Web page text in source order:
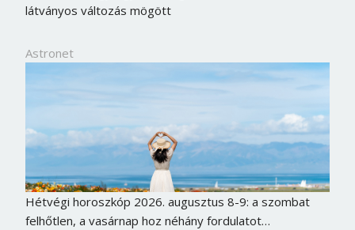
látványos változás mögött
Astronet
Hétvégi horoszkóp 2026. augusztus 8-9: a szombat
felhőtlen, a vasárnap hoz néhány fordulatot…